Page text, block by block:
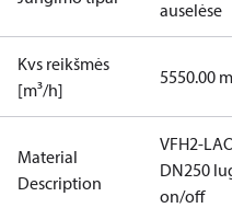
auselėse
Kvs reikšmės
[m³/h]
5550.00 m³/h
Material
Description
VFH2-LAO
DN250 lug
on/off